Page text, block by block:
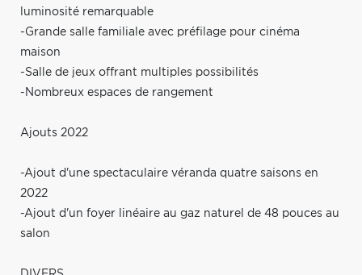
luminosité remarquable
-Grande salle familiale avec préfilage pour cinéma
maison
-Salle de jeux offrant multiples possibilités
-Nombreux espaces de rangement
Ajouts 2022
-Ajout d'une spectaculaire véranda quatre saisons en
2022
-Ajout d'un foyer linéaire au gaz naturel de 48 pouces au
salon